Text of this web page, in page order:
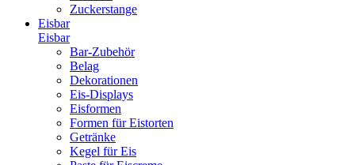
Zuckerstange
Eisbar
Eisbar
Bar-Zubehör
Belag
Dekorationen
Eis-Displays
Eisformen
Formen für Eistorten
Getränke
Kegel für Eis